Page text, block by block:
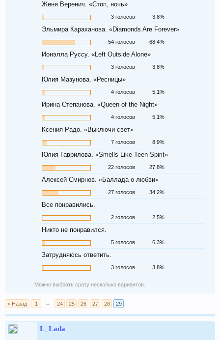
Женя Веренич. «Стоп, ночь»
3 голосов 3,8%
Эльмира Караханова. «Diamonds Are Forever»
54 голосов 68,4%
Ионэлла Руссу. «Left Outside Alone»
3 голосов 3,8%
Юлия Мазунова. «Ресницы»
4 голосов 5,1%
Ирина Степанова. «Queen of the Night»
4 голосов 5,1%
Ксения Радо. «Выключи свет»
7 голосов 8,9%
Юлия Гаврилова. «Smells Like Teen Spirit»
22 голосов 27,8%
Алексей Смирнов. «Баллада о любви»
27 голосов 34,2%
Все понравились.
2 голосов 2,5%
Никто не понравился.
5 голосов 6,3%
Затрудняюсь ответить.
3 голосов 3,8%
Можно выбрать сразу несколько вариантов.
< Назад 1 ← 24 25 26 27 28 29
L_Lada